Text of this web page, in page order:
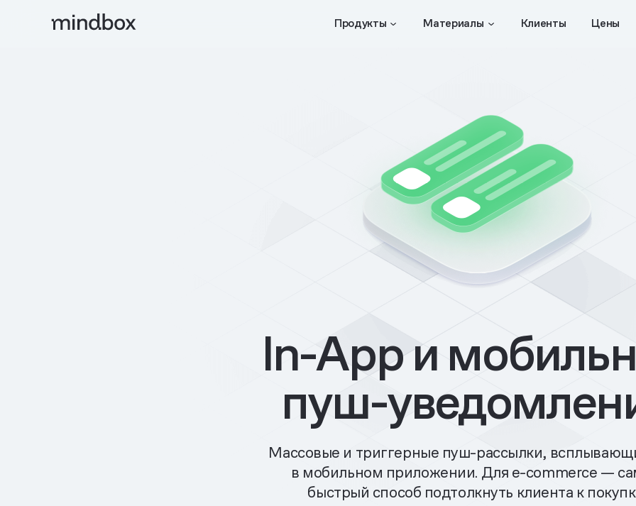
Продукты Материалы Клиенты Цены
In-App и
пуш-
Массовые и триггерные пуш-рассылки,
в мобильном приложении. Для e-commerce —
быстрый способ подтолкнуть клиента к